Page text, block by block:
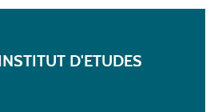
D'ETUDES